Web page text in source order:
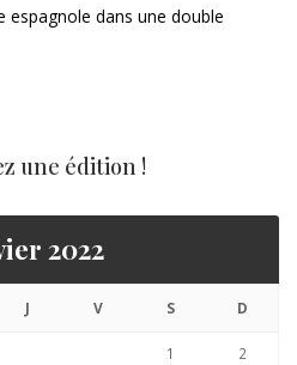
espagnole dans une double
une édition !
2022
J V S D
1 2